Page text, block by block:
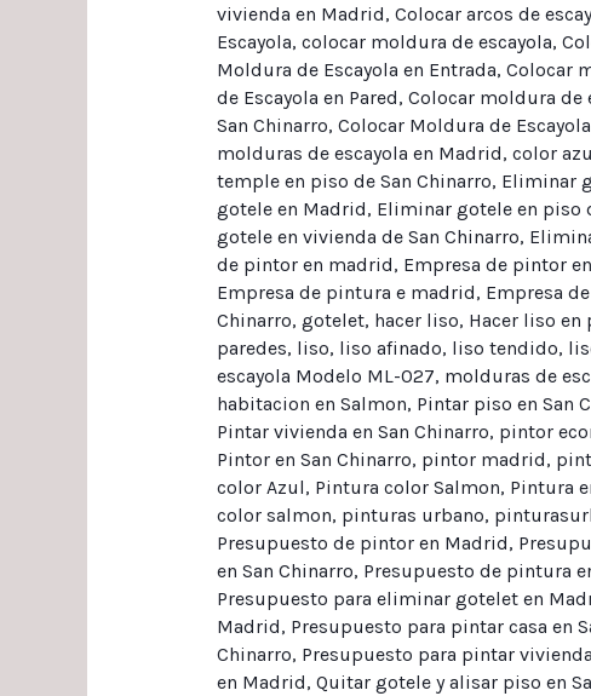
vivienda en Madrid, Colocar arcos de
Escayola, colocar moldura de escayola,
Moldura de Escayola en Entrada, Colocar
de Escayola en Pared, Colocar moldura de
San Chinarro, Colocar Moldura de Escayola
molduras de escayola en Madrid, color
temple en piso de San Chinarro, Eliminar
gotele en Madrid, Eliminar gotele en piso
gotele en vivienda de San Chinarro,
de pintor en madrid, Empresa de pintor
Empresa de pintura e madrid, Empresa
Chinarro, gotelet, hacer liso, Hacer liso en
paredes, liso, liso afinado, liso tendido,
escayola Modelo ML-027, molduras de
habitacion en Salmon, Pintar piso en San
Pintar vivienda en San Chinarro, pintor
Pintor en San Chinarro, pintor madrid,
color Azul, Pintura color Salmon, Pintura
color salmon, pinturas urbano,
Presupuesto de pintor en Madrid,
en San Chinarro, Presupuesto de pintura
Presupuesto para eliminar gotelet en
Madrid, Presupuesto para pintar casa en
Chinarro, Presupuesto para pintar
en Madrid, Quitar gotele y alisar piso en